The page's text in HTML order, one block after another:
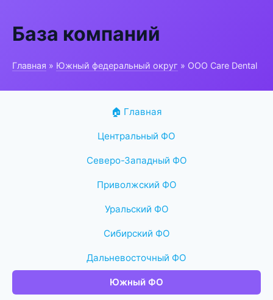
База компаний
Главная » Южный федеральный округ » ООО Care Dental
🏠 Главная
Центральный ФО
Северо-Западный ФО
Приволжский ФО
Уральский ФО
Сибирский ФО
Дальневосточный ФО
Южный ФО